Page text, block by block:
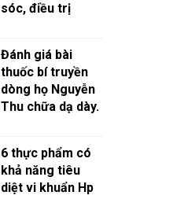
sóc, điều trị
Đánh giá bài
thuốc bí truyền
dòng họ Nguyễn
Thu chữa dạ dày.
6 thực phẩm có
khả năng tiêu
diệt vi khuẩn Hp